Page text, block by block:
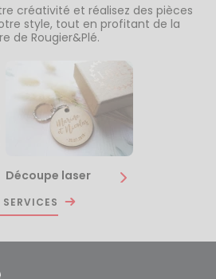
créativité et réalisez des pièces
style, tout en profitant de la
de Rougier&Plé.
Découpe laser